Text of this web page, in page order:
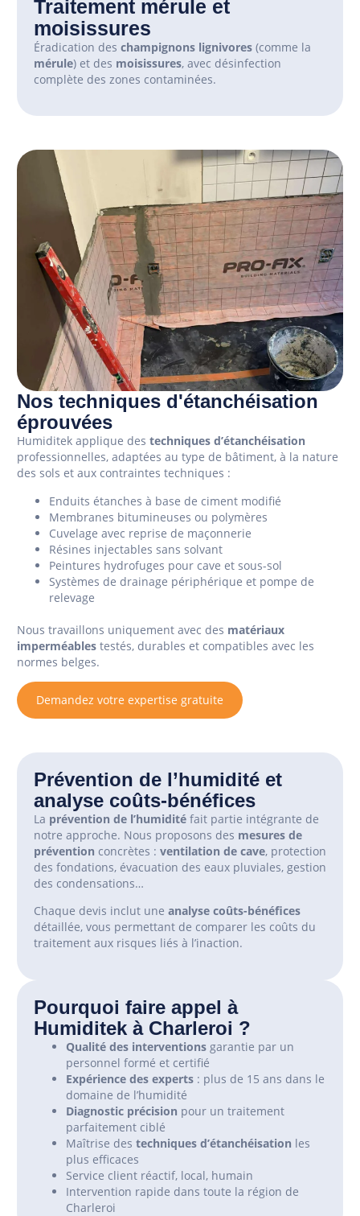
Traitement mérule et
moisissures
Éradication des champignons lignivores (comme la
mérule) et des moisissures, avec désinfection
complète des zones contaminées.
Nos techniques d'étanchéisation
éprouvées
Humiditek applique des techniques d’étanchéisation
professionnelles, adaptées au type de bâtiment, à la nature
des sols et aux contraintes techniques :
Enduits étanches à base de ciment modifié
Membranes bitumineuses ou polymères
Cuvelage avec reprise de maçonnerie
Résines injectables sans solvant
Peintures hydrofuges pour cave et sous-sol
Systèmes de drainage périphérique et pompe de
relevage
Nous travaillons uniquement avec des matériaux
imperméables testés, durables et compatibles avec les
normes belges.
Demandez votre expertise gratuite
Prévention de l’humidité et
analyse coûts-bénéfices
La prévention de l’humidité fait partie intégrante de
notre approche. Nous proposons des mesures de
prévention concrètes : ventilation de cave, protection
des fondations, évacuation des eaux pluviales, gestion
des condensations…
Chaque devis inclut une analyse coûts-bénéfices
détaillée, vous permettant de comparer les coûts du
traitement aux risques liés à l’inaction.
Pourquoi faire appel à
Humiditek à Charleroi ?
Qualité des interventions garantie par un
personnel formé et certifié
Expérience des experts : plus de 15 ans dans le
domaine de l’humidité
Diagnostic précision pour un traitement
parfaitement ciblé
Maîtrise des techniques d’étanchéisation les
plus efficaces
Service client réactif, local, humain
Intervention rapide dans toute la région de
Charleroi